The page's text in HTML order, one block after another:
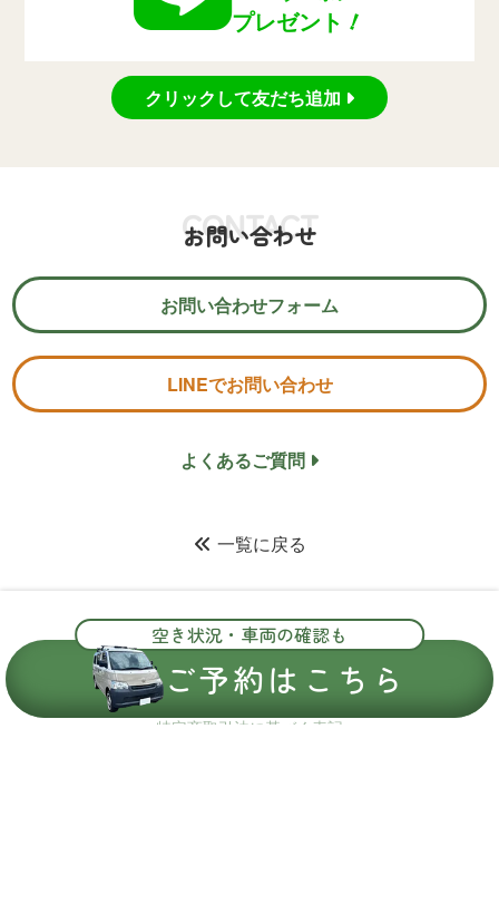
空き状況・車両の確認も
ご予約はこちら
プレゼント！
クリックして友だち追加
お問い合わせ
CONTACT
お問い合わせフォーム
LINEでお問い合わせ
よくあるご質問
一覧に戻る
キャンピングカーレンタルなら柏市の
L-Camper
特定商取引法に基づく表記